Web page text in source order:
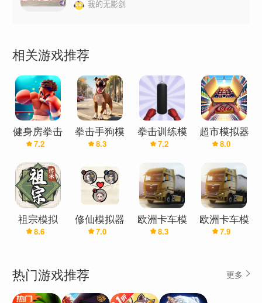
我的无影剑
相关游戏推荐
健身房拳击
模拟器
7.2
拳击手狗模
拟器
8.3
拳击训练模
拟器
7.2
超市模拟器
汉化版(辅
助菜单)
8.0
祖宗模拟
器：传承
8.6
修仙模拟器
7.0
欧洲卡车模
拟器3(辅助
8.3
欧洲卡车模
拟器3魔改
7.9
热门游戏推荐 更多